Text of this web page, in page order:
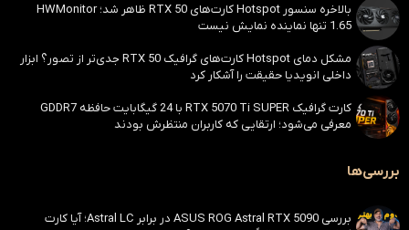
بالاخره سنسور Hotspot کارت‌های RTX 50 ظاهر شد؛ HWMonitor
1.65 تنها نماینده نمایش نیست
مشکل دمای Hotspot کارت‌های گرافیک RTX 50 جدی‌تر از تصور؟ ابزار
داخلی انویدیا حقیقت را آشکار کرد
کارت گرافیک RTX 5070 Ti SUPER با 24 گیگابایت حافظه GDDR7
معرفی می‌شود؛ ارتقایی که کاربران منتظرش بودند
بررسی‌ها
بررسی ASUS ROG Astral RTX 5090 در برابر Astral LC؛ آیا کارت